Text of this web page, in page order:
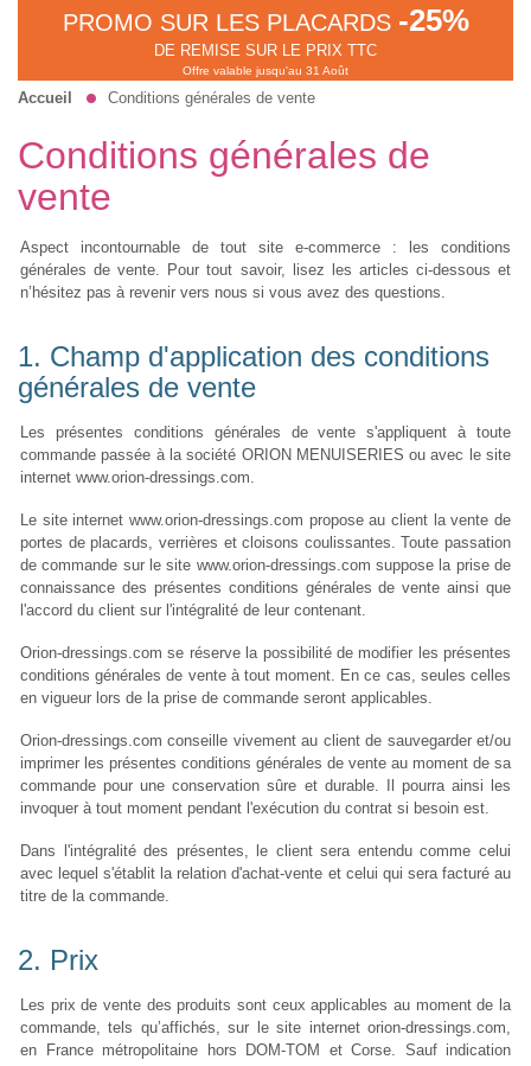
PROMO SUR LES PLACARDS -25%
DE REMISE SUR LE PRIX TTC
Offre valable jusqu'au 31 Août
Accueil Conditions générales de vente
Conditions générales de
vente
Aspect incontournable de tout site e-commerce : les conditions
générales de vente. Pour tout savoir, lisez les articles ci-dessous et
n’hésitez pas à revenir vers nous si vous avez des questions.
1. Champ d'application des conditions
générales de vente
Les présentes conditions générales de vente s'appliquent à toute
commande passée à la société ORION MENUISERIES ou avec le site
internet www.orion-dressings.com.
Le site internet www.orion-dressings.com propose au client la vente de
portes de placards, verrières et cloisons coulissantes. Toute passation
de commande sur le site www.orion-dressings.com suppose la prise de
connaissance des présentes conditions générales de vente ainsi que
l'accord du client sur l'intégralité de leur contenant.
Orion-dressings.com se réserve la possibilité de modifier les présentes
conditions générales de vente à tout moment. En ce cas, seules celles
en vigueur lors de la prise de commande seront applicables.
Orion-dressings.com conseille vivement au client de sauvegarder et/ou
imprimer les présentes conditions générales de vente au moment de sa
commande pour une conservation sûre et durable. Il pourra ainsi les
invoquer à tout moment pendant l'exécution du contrat si besoin est.
Dans l'intégralité des présentes, le client sera entendu comme celui
avec lequel s'établit la relation d'achat-vente et celui qui sera facturé au
titre de la commande.
2. Prix
Les prix de vente des produits sont ceux applicables au moment de la
commande, tels qu’affichés, sur le site internet orion-dressings.com,
en France métropolitaine hors DOM-TOM et Corse. Sauf indication